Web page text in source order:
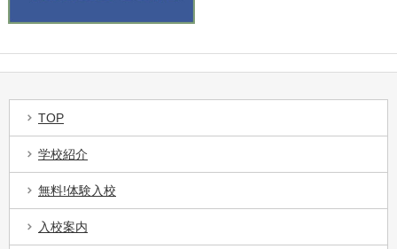
TOP
学校紹介
無料!体験入校
入校案内